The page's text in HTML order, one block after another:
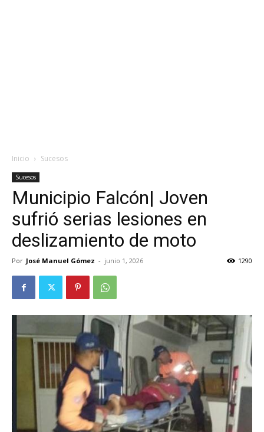
Inicio Sucesos
Sucesos
Municipio Falcón| Joven
sufrió serias lesiones en
deslizamiento de moto
Por José Manuel Gómez - junio 1, 2026 1290